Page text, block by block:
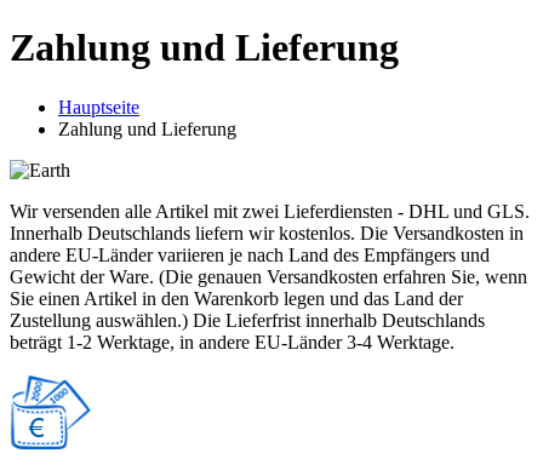
Zahlung und Lieferung
Hauptseite
Zahlung und Lieferung
Wir versenden alle Artikel mit zwei Lieferdiensten - DHL und GLS.
Innerhalb Deutschlands liefern wir kostenlos. Die Versandkosten in
andere EU-Länder variieren je nach Land des Empfängers und
Gewicht der Ware. (Die genauen Versandkosten erfahren Sie, wenn
Sie einen Artikel in den Warenkorb legen und das Land der
Zustellung auswählen.) Die Lieferfrist innerhalb Deutschlands
beträgt 1-2 Werktage, in andere EU-Länder 3-4 Werktage.